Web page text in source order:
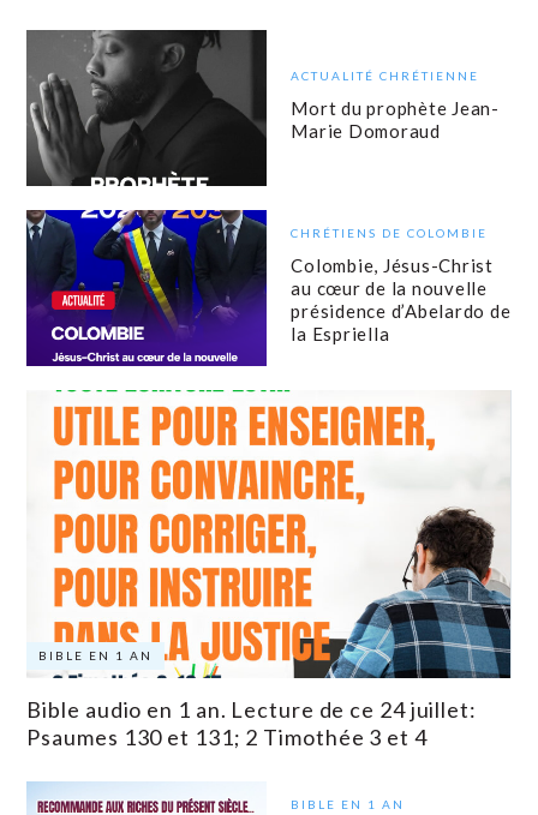
ACTUALITÉ CHRÉTIENNE
Mort du prophète Jean-
Marie Domoraud
CHRÉTIENS DE COLOMBIE
Colombie, Jésus-Christ
au cœur de la nouvelle
présidence d’Abelardo de
la Espriella
BIBLE EN 1 AN
Bible audio en 1 an. Lecture de ce 24 juillet:
Psaumes 130 et 131; 2 Timothée 3 et 4
BIBLE EN 1 AN